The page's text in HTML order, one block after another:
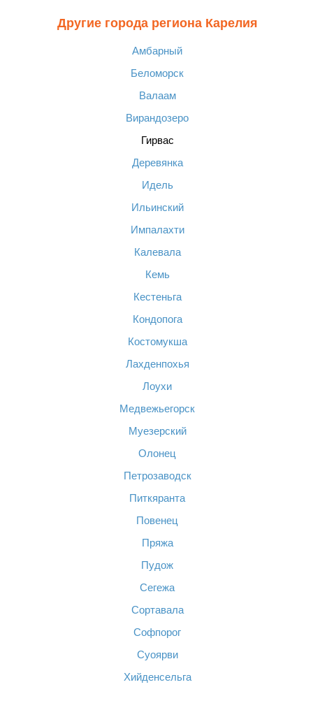
Другие города региона Карелия
Амбарный
Беломорск
Валаам
Вирандозеро
Гирвас
Деревянка
Идель
Ильинский
Импалахти
Калевала
Кемь
Кестеньга
Кондопога
Костомукша
Лахденпохья
Лоухи
Медвежьегорск
Муезерский
Олонец
Петрозаводск
Питкяранта
Повенец
Пряжа
Пудож
Сегежа
Сортавала
Софпорог
Суоярви
Хийденсельга